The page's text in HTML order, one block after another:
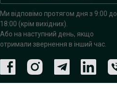
Ми відповімо протягом дня з 9:00 до
18:00 (крім вихідних).
Або на наступний день, якщо
отримали звернення в інший час.